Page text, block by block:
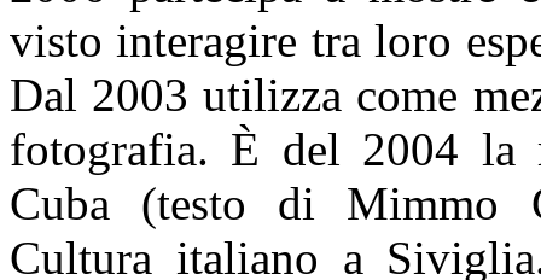
visto interagire tra loro
Dal 2003 utilizza come
fotografia. È del 2004 la
Cuba (testo di Mimmo
Cultura italiano a